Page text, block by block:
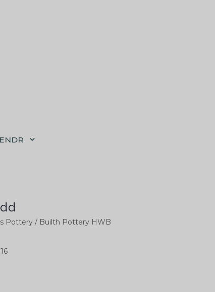
Pottery / Builth Pottery HWB